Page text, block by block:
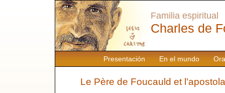
Presentación En el mundo
Familia espiritual
Charles de
Le Père de Foucauld et